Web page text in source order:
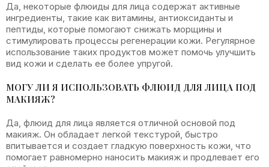
Да, некоторые флюиды для лица содержат активные
ингредиенты, такие как витамины, антиоксиданты и
пептиды, которые помогают снижать морщины и
стимулировать процессы регенерации кожи. Регулярное
использование таких продуктов может помочь улучшить
вид кожи и сделать ее более упругой.
МОГУ ЛИ Я ИСПОЛЬЗОВАТЬ ФЛЮИД ДЛЯ ЛИЦА ПОД
МАКИЯЖ?
Да, флюид для лица является отличной основой под
макияж. Он обладает легкой текстурой, быстро
впитывается и создает гладкую поверхность кожи, что
помогает равномерно наносить макияж и продлевает его